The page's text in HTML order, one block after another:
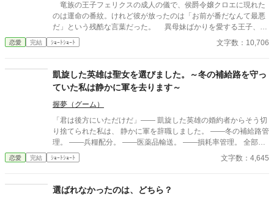
竜族の王子フェリクスの成人の儀で、侯爵令嬢クロエに現れた
のは運命の番紋。けれど彼が放ったのは「お前が番だなんて最悪
だ」という残酷な言葉だった。 異母妹ばかりを愛する王子、家
族に疎まれる日々に耐えきれなくなったクロエは、半地下に住む
魔女へ願う。「この愛を消してください」と。 恋も嫉妬も失
から使者が現れる。異母妹の魅了が暴かれ、王子は今さら真実の
愛を誓うが、クロエの心にはもう何も響かない。愛されなかった
令嬢と、愛を取り戻したい竜王子。番たちの行く末は――。
恋愛 完結 ｼｮｰﾄｼｮｰﾄ 文字数：10,706
凱旋した英雄は聖女を選びました。～冬の補給路を守っ
ていた私は静かに軍を去ります～
握夢（グーム）
「君は後方にいただけだ」―― 凱旋した英雄の婚約者からそう切
り捨てられた私は、 静かに軍を辞職しました。 ――冬の補給路管
理。 ――兵糧配分。 ――医薬品輸送。 ――損耗率管理。 全部、
私の仕事だったのですが。 三週間後、 王国軍は補給崩壊。 「な
ぜ食糧が届かない！」 「なぜ兵が飢える！」 ……逆にお聞きしま
えたことはありましたか？ これは、 誰にも評価されなかった兵站
官（へいたんかん）が、 隣国の辺境伯にだけ価値を見抜かれ、 人
恋愛 完結 ｼｮｰﾄｼｮｰﾄ 文字数：4,645
選ばれなかったのは、どちら？